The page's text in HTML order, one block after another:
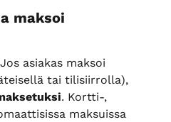
maksoi
asiakas maksoi
tai tilisiirrolla),
. Kortti-,
maksuissa